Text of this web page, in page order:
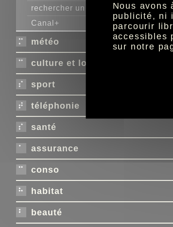
rechercher un programme
Canal+
météo
culture et loisirs
sport
téléphonie
santé
assurance
conso
habitat
beauté
Nous
publicité, ni
parcourir
accessibles
sur notre